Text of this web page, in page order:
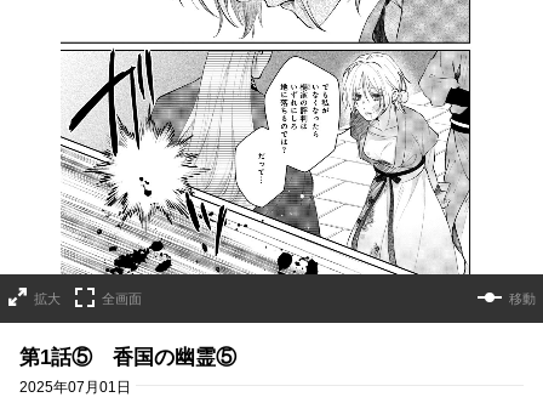
拡大 全画面 移動
第1話⑤ 香国の幽霊⑤
2025年07月01日